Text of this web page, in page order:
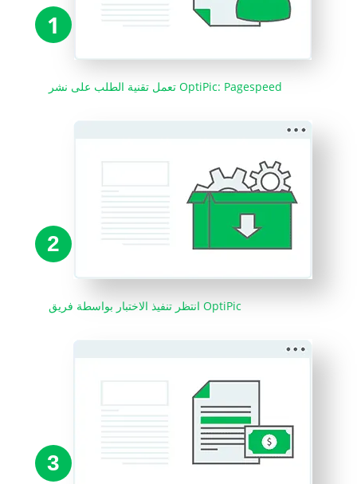
1
تعمل تقنية الطلب على نشر OptiPic: Pagespeed
2
انتظر تنفيذ الاختبار بواسطة فريق OptiPic
3